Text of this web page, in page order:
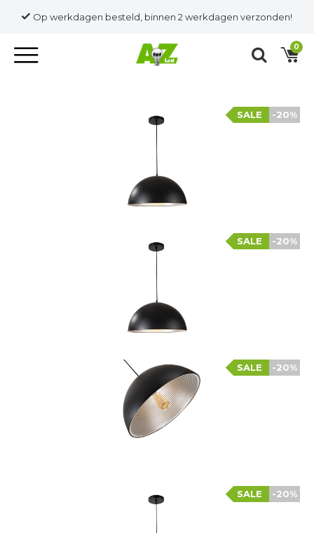
Op werkdagen besteld, binnen 2 werkdagen verzonden!
0
-20%
SALE
-20%
SALE
-20%
SALE
-20%
SALE